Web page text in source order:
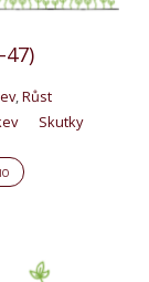
,Růst
Skutky